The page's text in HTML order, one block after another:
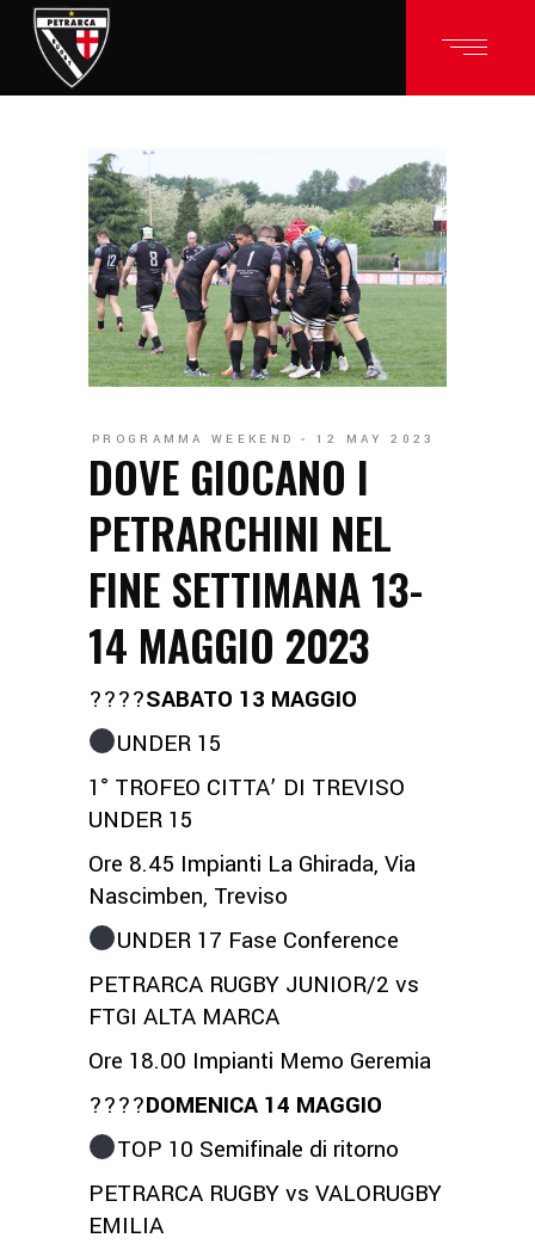
PROGRAMMA WEEKEND 12 MAY 2023
DOVE GIOCANO I
PETRARCHINI NEL
FINE SETTIMANA 13-
14 MAGGIO 2023
????SABATO 13 MAGGIO
UNDER 15
1° TROFEO CITTA’ DI TREVISO
UNDER 15
Ore 8.45 Impianti La Ghirada, Via
Nascimben, Treviso
UNDER 17 Fase Conference
PETRARCA RUGBY JUNIOR/2 vs
FTGI ALTA MARCA
Ore 18.00 Impianti Memo Geremia
????DOMENICA 14 MAGGIO
TOP 10 Semifinale di ritorno
PETRARCA RUGBY vs VALORUGBY
EMILIA